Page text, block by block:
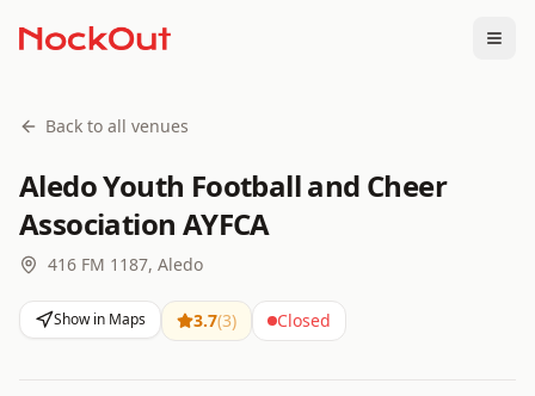
Back to all venues
Aledo Youth Football and Cheer
Association AYFCA
416 FM 1187, Aledo
Show in Maps 3.7(3) Closed